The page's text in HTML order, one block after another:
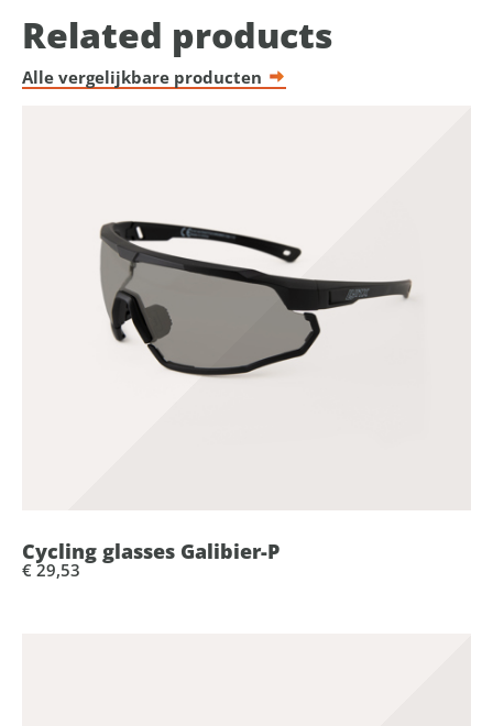
Related products
Alle vergelijkbare producten
Cycling glasses Galibier-P
€ 29,53